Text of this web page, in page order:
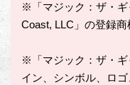
※「マジック：ザ・ギ
Coast, LLC」の登録商
※「マジック：ザ・
イン、シンボル、ロゴ